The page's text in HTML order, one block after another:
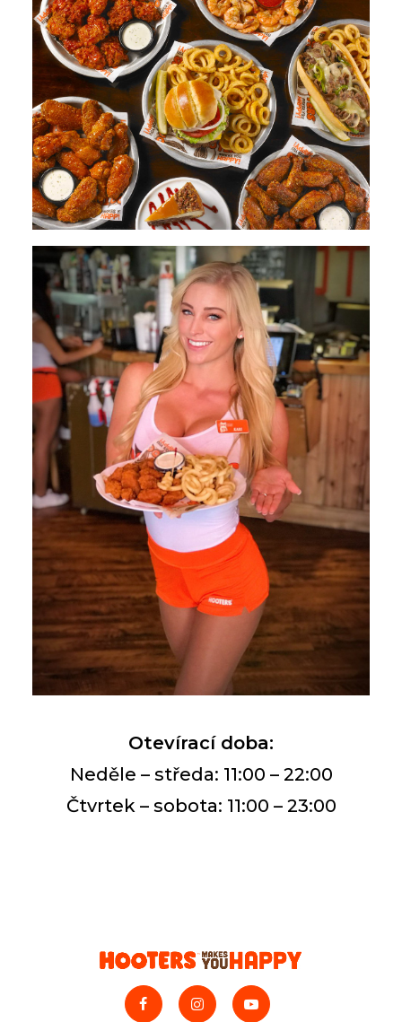
Otevírací doba:
Neděle – středa: 11:00 – 22:00
Čtvrtek – sobota: 11:00 – 23:00